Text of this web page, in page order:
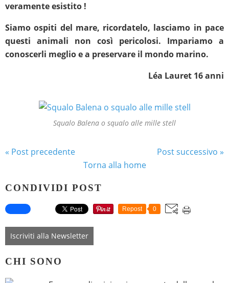
veramente esistito !
Siamo ospiti del mare, ricordatelo, lasciamo in pace
questi animali non così pericolosi. Impariamo a
conoscerli meglio e a preservare il mondo marino.
Léa Lauret 16 anni
Squalo Balena o squalo alle mille stell
« Post precedente
Post successivo »
Torna alla home
CONDIVIDI POST
Repost 0
Iscriviti alla Newsletter
CHI SONO